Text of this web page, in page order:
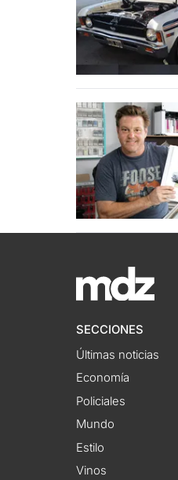
SECCIONES
Últimas noticias
Economía
Policiales
Mundo
Estilo
Vinos